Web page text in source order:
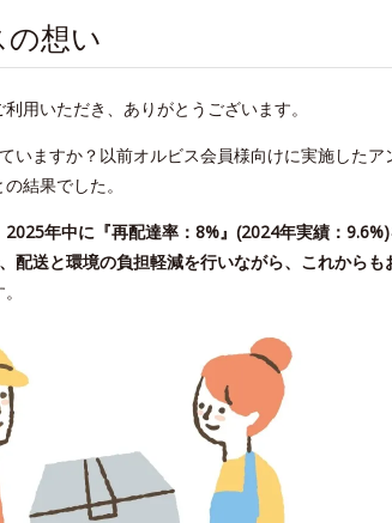
の想い
用いただき、ありがとうございます。
ますか？以前オルビス会員様向けに実施したア
の結果でした。
2025年中に『再配達率：8%』(2024年実績：
配送と環境の負担軽減を行いながら、これから